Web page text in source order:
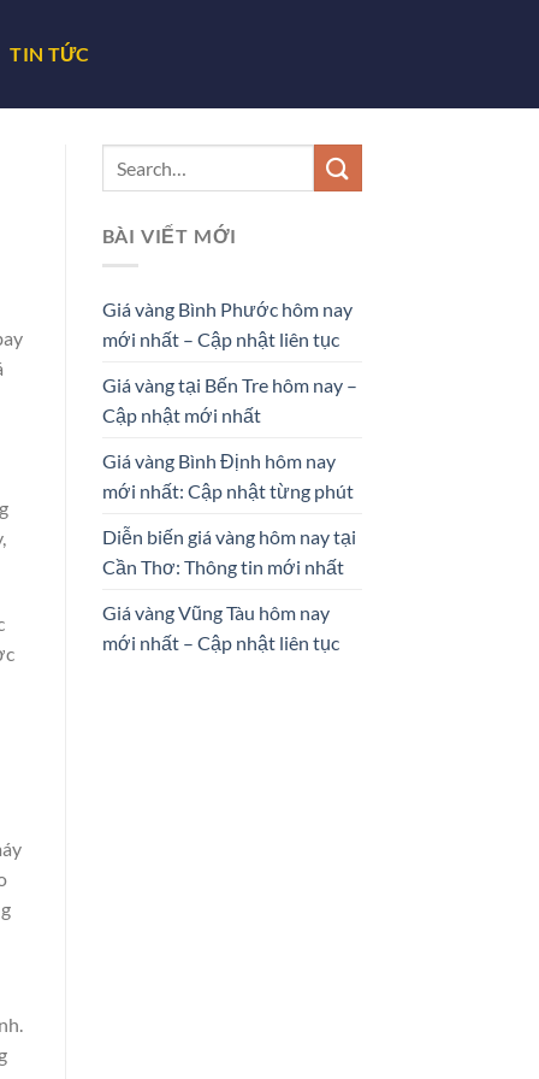
TIN TỨC
BÀI VIẾT MỚI
Giá vàng Bình Phước hôm nay
mới nhất – Cập nhật liên tục
Giá vàng tại Bến Tre hôm nay –
Cập nhật mới nhất
Giá vàng Bình Định hôm nay
mới nhất: Cập nhật từng phút
Diễn biến giá vàng hôm nay tại
Cần Thơ: Thông tin mới nhất
Giá vàng Vũng Tàu hôm nay
mới nhất – Cập nhật liên tục